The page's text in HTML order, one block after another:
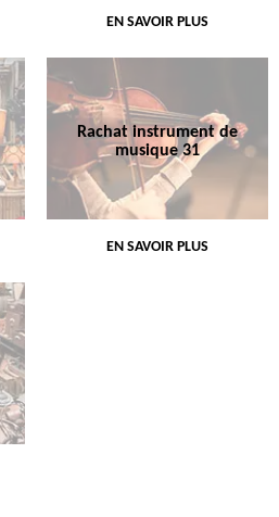
EN SAVOIR PLUS
Rachat instrument de
musique 31
EN SAVOIR PLUS